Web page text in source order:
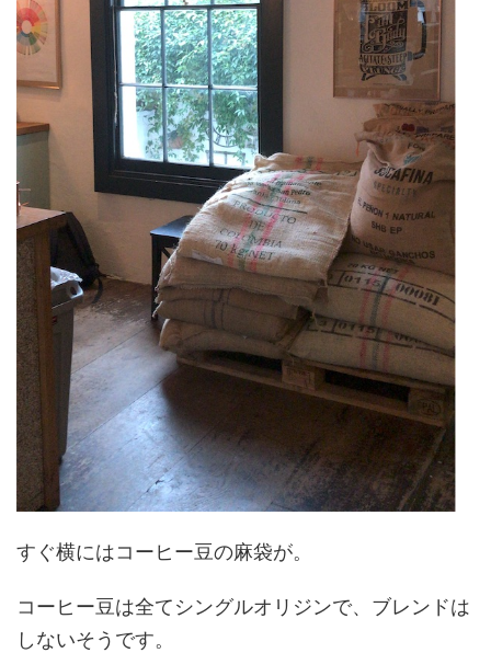
すぐ横にはコーヒー豆の麻袋が。
コーヒー豆は全てシングルオリジンで、ブレンドは
しないそうです。